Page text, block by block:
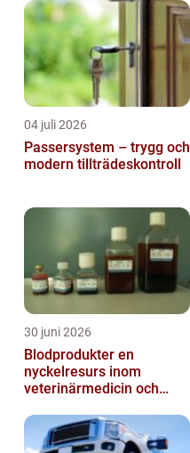
04 juli 2026
Passersystem – trygg och
modern tillträdeskontroll
30 juni 2026
Blodprodukter en
nyckelresurs inom
veterinärmedicin och